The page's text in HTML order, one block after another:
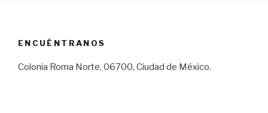
ENCUÉNTRANOS
Colonia Roma Norte, 06700, Ciudad de México.